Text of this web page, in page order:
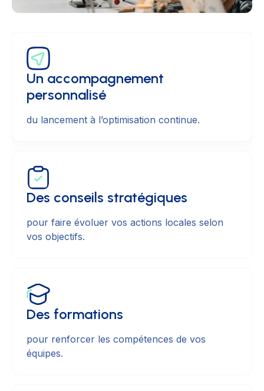
Un accompagnement
personnalisé
du lancement à l’optimisation continue.
Des conseils stratégiques
pour faire évoluer vos actions locales selon
vos objectifs.
Des formations
pour renforcer les compétences de vos
équipes.